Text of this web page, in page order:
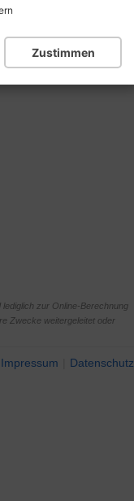
zur Online-Berechnung
Zwecke weitergeleitet oder
Impressum Datenschutz
Zustimmen